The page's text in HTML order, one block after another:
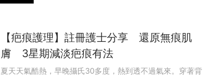
【疤痕護理】註冊護士分享 還原無痕肌
膚 3星期減淡疤痕有法
夏天天氣酷熱，早晚攝氏30多度，熱到透不過氣來。穿著背